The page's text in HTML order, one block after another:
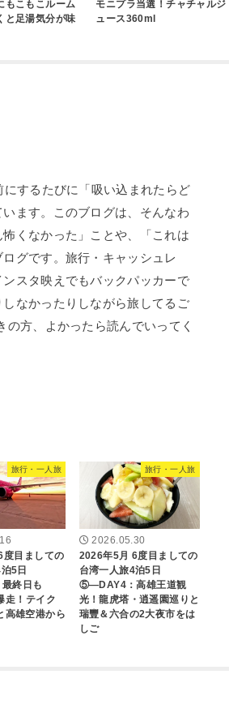
もこもこルーム
と足湯気分が味
モニプラ当選！チャチャルジ
ュース360ml
するたびに「吸い込まれたらど
ます。このブログは、そんなわ
くなかった」ことや、「これは
グです。旅行・キャッシュレ
スタ映えでもバックパッカーで
なかったりしながら旅してるご
の方、よかったら読んでいってく
旅行・一人旅
目ましての
5日
終日も
走！テイク
高雄空港から
旅行・一人旅
2026.05.30
2026年5月 6度目ましての
台湾一人旅4泊5日
⑤―DAY4：高雄王道観
光！龍虎塔・逍遥園巡りと
瑞豐＆六合の2大夜市をは
しご